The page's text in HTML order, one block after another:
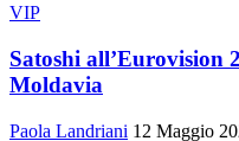
VIP
Satoshi all’Eurovision
Moldavia
Paola Landriani 12 Maggio